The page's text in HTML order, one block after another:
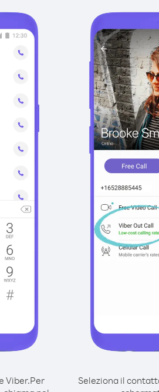
Viber.Per
Seleziona il